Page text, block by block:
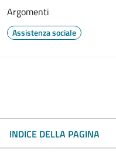
Argomenti
Assistenza sociale
INDICE DELLA PAGINA